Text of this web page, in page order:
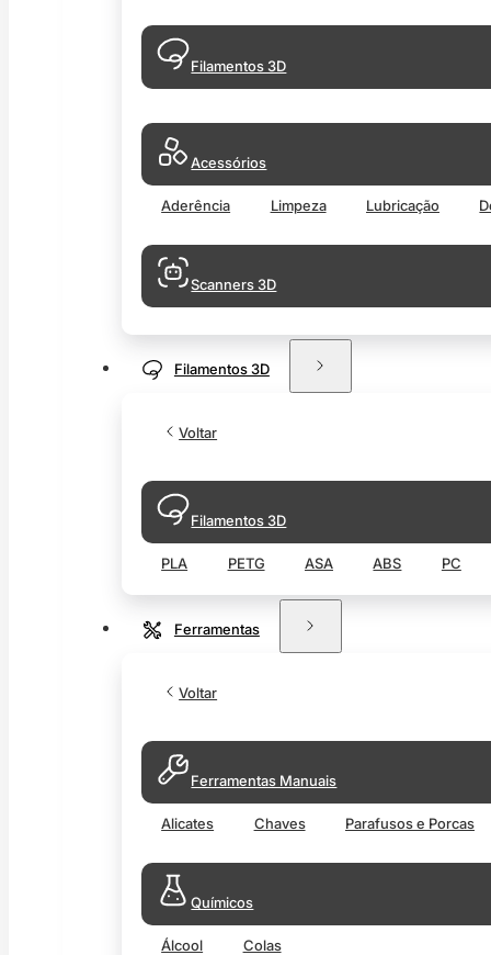
Filamentos 3D
Acessórios
Aderência Limpeza Lubricação
Scanners 3D
Filamentos 3D
Voltar
Filamentos 3D
PLA PETG ASA ABS PC
Ferramentas
Voltar
Ferramentas Manuais
Alicates Chaves Parafusos e Porcas
Químicos
Álcool Colas